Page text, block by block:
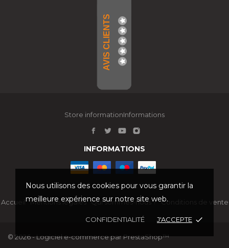
Nous utilisons des cookies pour vous garantir la
meilleure expérience sur notre site web.
CONFIDENTIALITÉ J'ACCEPTE done
AVIS CLIENTS
Store informationInformations
INFORMATIONS
Accueil Mentions légales Qui sommes-nous ? Conditions de vente
© 2026 - Logiciel e-commerce par PrestaShop™